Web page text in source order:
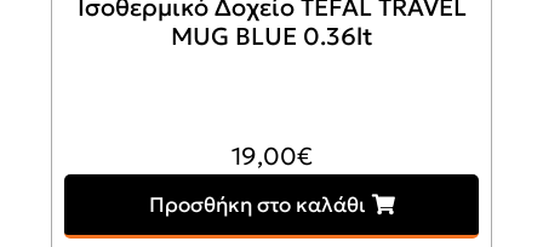
Ισοθερμικό Δοχείο TEFAL TRAVEL
MUG BLUE 0.36lt
19,00€
Προσθήκη στο καλάθι